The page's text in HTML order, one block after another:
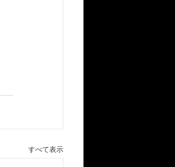
すべて表示